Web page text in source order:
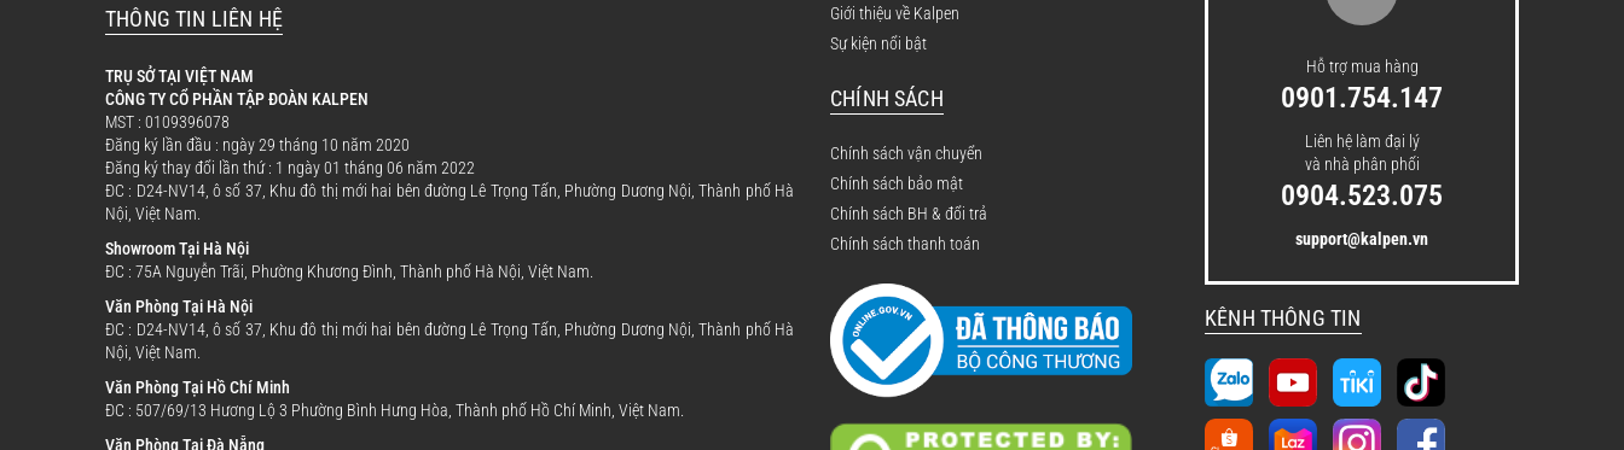
THÔNG TIN LIÊN HỆ
TRỤ SỞ TẠI VIỆT NAM
CÔNG TY CỔ PHẦN TẬP ĐOÀN KALPEN
MST : 0109396078
Đăng ký lần đầu : ngày 29 tháng 10 năm 2020
Đăng ký thay đổi lần thứ : 1 ngày 01 tháng 06 năm 2022
ĐC : D24-NV14, ô số 37, Khu đô thị mới hai bên đường Lê Trọng Tấn, Phường Dương Nội, Thành phố Hà
Nội, Việt Nam.
Showroom Tại Hà Nội
ĐC : 75A Nguyễn Trãi, Phường Khương Đình, Thành phố Hà Nội, Việt Nam.
Văn Phòng Tại Hà Nội
ĐC : D24-NV14, ô số 37, Khu đô thị mới hai bên đường Lê Trọng Tấn, Phường Dương Nội, Thành phố Hà
Nội, Việt Nam.
Văn Phòng Tại Hồ Chí Minh
ĐC : 507/69/13 Hương Lộ 3 Phường Bình Hưng Hòa, Thành phố Hồ Chí Minh, Việt Nam.
Văn Phòng Tại Đà Nẵng
Giới thiệu về Kalpen
Sự kiện nổi bật
CHÍNH SÁCH
Chính sách vận chuyển
Chính sách bảo mật
Chính sách BH & đổi trả
Chính sách thanh toán
Hỗ trợ mua hàng
0901.754.147
Liên hệ làm đại lý
và nhà phân phối
0904.523.075
support@kalpen.vn
KÊNH THÔNG TIN